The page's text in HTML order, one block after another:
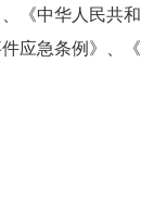
中华人民共
急条例》、